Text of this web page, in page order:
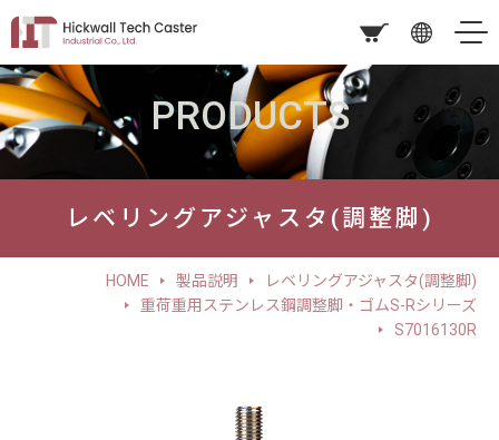
PRODUCTS
レベリングアジャスタ(調整脚)
HOME 製品説明
レベリングアジャスタ(調整脚)
重荷重用ステンレス鋼調整脚・ゴムS-Rシリーズ
S7016130R